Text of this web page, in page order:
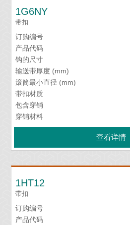
1G6NY
带扣
订购编号
产品代码
钩的尺寸
输送带厚度 (mm)
滚筒最小直径 (mm)
带扣材质
包含穿销
穿销材料
查看详情
1HT12
带扣
订购编号
产品代码